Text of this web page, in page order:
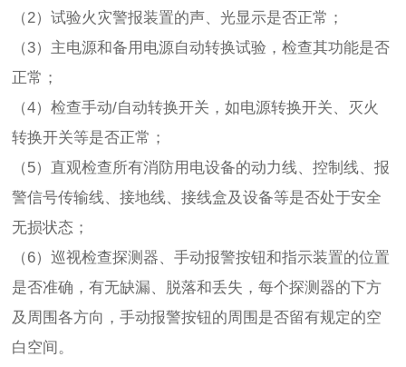
（2）试验火灾警报装置的声、光显示是否正常；
（3）主电源和备用电源自动转换试验，检查其功能是否
正常；
（4）检查手动/自动转换开关，如电源转换开关、灭火
转换开关等是否正常；
（5）直观检查所有消防用电设备的动力线、控制线、报
警信号传输线、接地线、接线盒及设备等是否处于安全
无损状态；
（6）巡视检查探测器、手动报警按钮和指示装置的位置
是否准确，有无缺漏、脱落和丢失，每个探测器的下方
及周围各方向，手动报警按钮的周围是否留有规定的空
白空间。